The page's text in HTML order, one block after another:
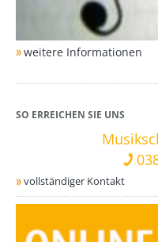
weitere Informationen
SO ERREICHEN SIE UNS
vollständiger Kontakt